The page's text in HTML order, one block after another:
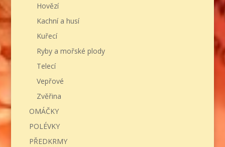
Hovězí
Kachní a husí
Kuřecí
Ryby a mořské plody
Telecí
Vepřové
Zvěřina
OMÁČKY
POLÉVKY
PŘEDKRMY